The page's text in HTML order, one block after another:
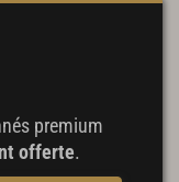
premium
offerte.